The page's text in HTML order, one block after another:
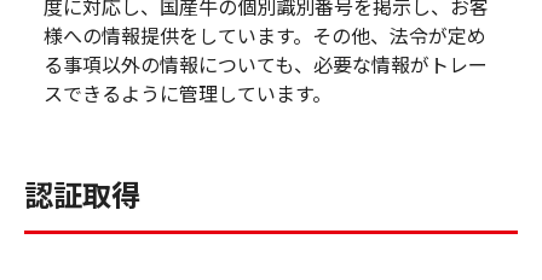
度に対応し、国産牛の個別識別番号を掲示し、お客
様への情報提供をしています。その他、法令が定め
る事項以外の情報についても、必要な情報がトレー
スできるように管理しています。
認証取得